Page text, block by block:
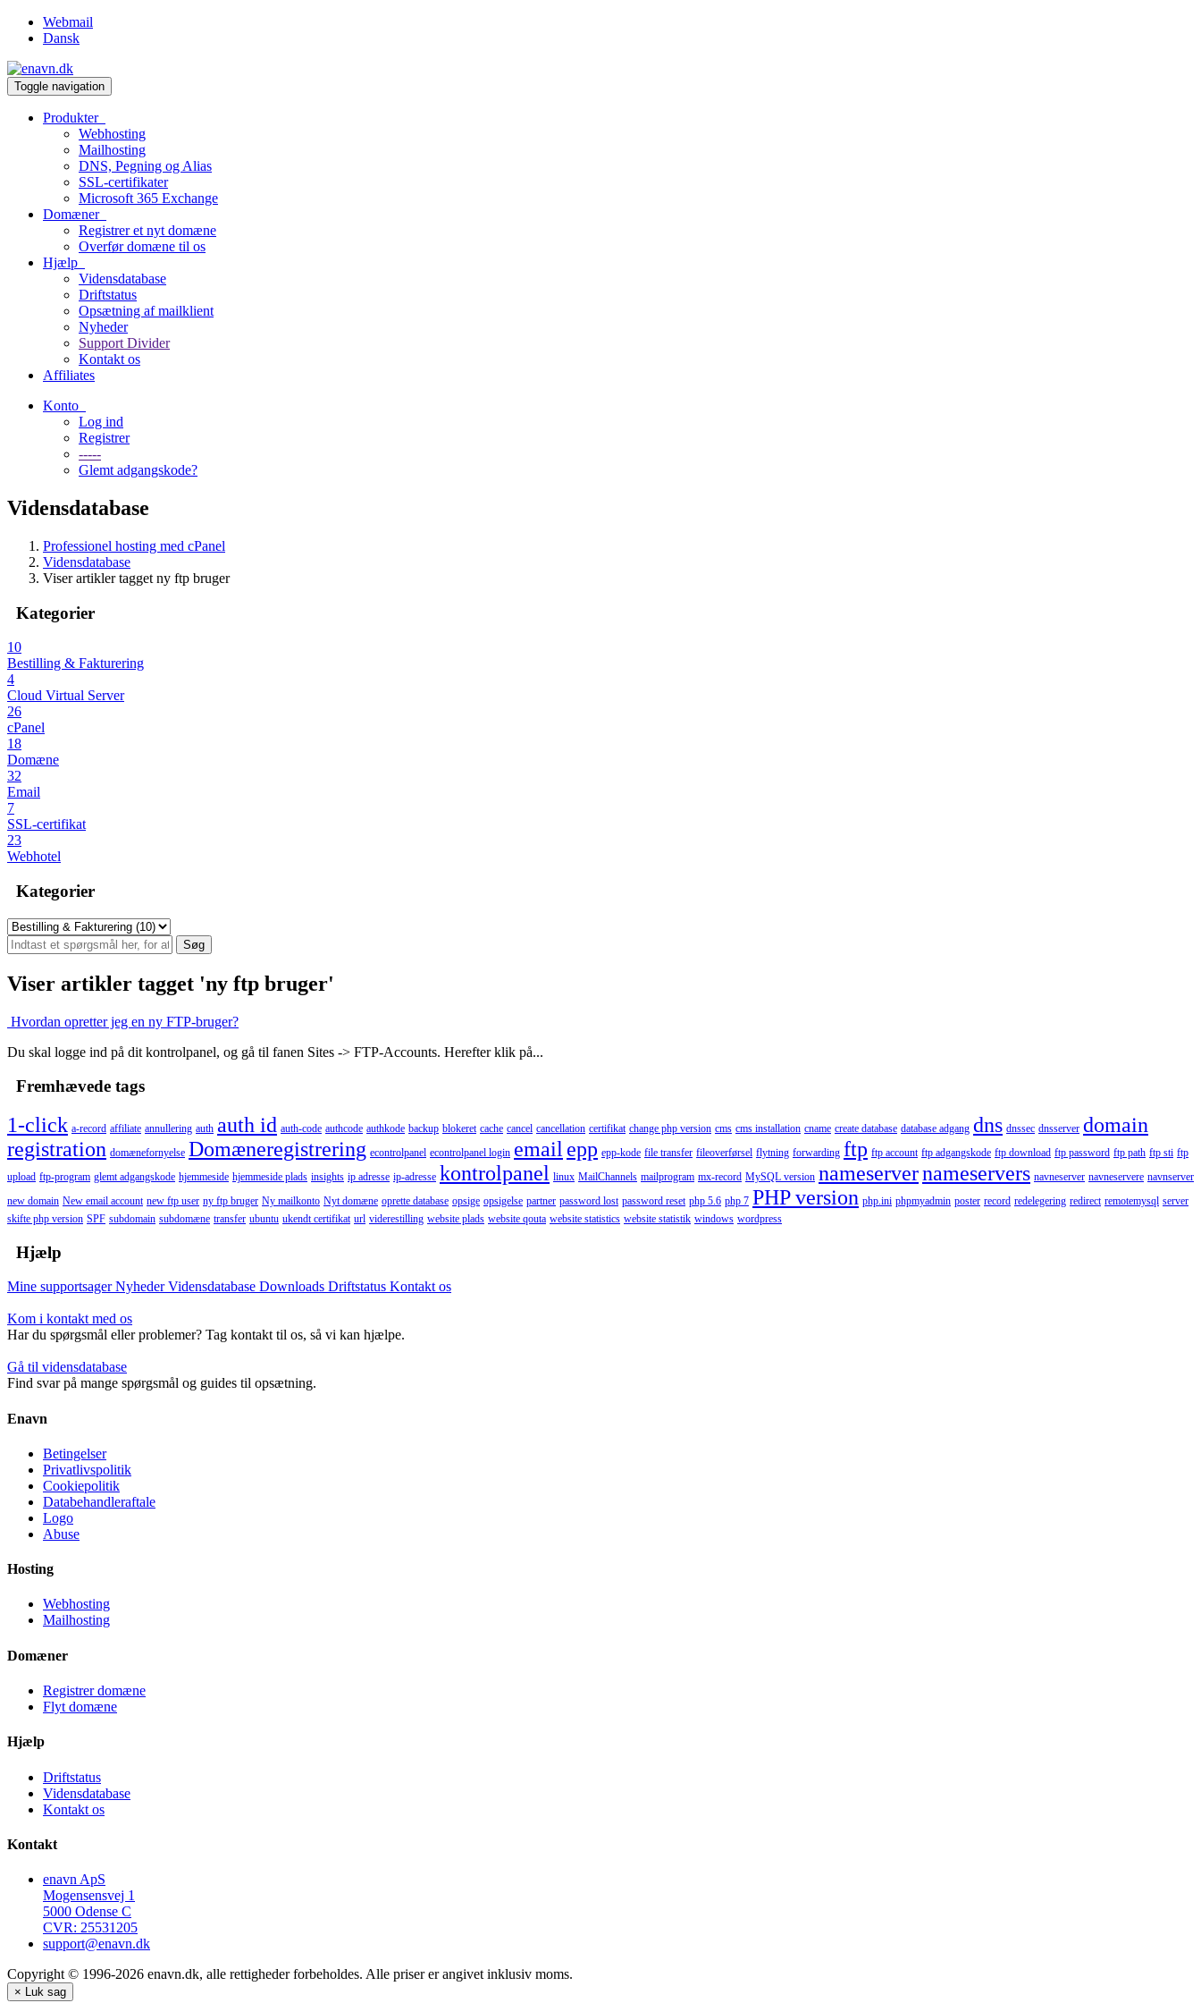
Webmail
Dansk
Toggle navigation
Produkter
Webhosting
Mailhosting
DNS, Pegning og Alias
SSL-certifikater
Microsoft 365 Exchange
Domæner
Registrer et nyt domæne
Overfør domæne til os
Hjælp
Vidensdatabase
Driftstatus
Opsætning af mailklient
Nyheder
Support Divider
Kontakt os
Affiliates
Konto
Log ind
Registrer
-----
Glemt adgangskode?
Vidensdatabase
Professionel hosting med cPanel
Vidensdatabase
Viser artikler tagget ny ftp bruger
Kategorier
10
Bestilling & Fakturering
4
Cloud Virtual Server
26
cPanel
18
Domæne
32
Email
7
SSL-certifikat
23
Webhotel
Kategorier
Viser artikler tagget 'ny ftp bruger'
Hvordan opretter jeg en ny FTP-bruger?
Du skal logge ind på dit kontrolpanel, og gå til fanen Sites -> FTP-Accounts. Herefter klik på...
Fremhævede tags
1-click a-record affiliate annullering auth auth id auth-code authcode authkode backup blokeret cache cancel cancellation certifikat change php version cms cms installation cname create database database adgang dns dnssec dnsserver domain
registration domænefornyelse Domæneregistrering econtrolpanel econtrolpanel login email epp epp-kode file transfer fileoverførsel flytning forwarding ftp ftp account ftp adgangskode ftp download ftp password ftp path ftp sti ftp
upload ftp-program glemt adgangskode hjemmeside hjemmeside plads insights ip adresse ip-adresse kontrolpanel linux MailChannels mailprogram mx-record MySQL version nameservernameservers navneserver navneservere navnserver
new domain New email account new ftp user ny ftp bruger Ny mailkonto Nyt domæne oprette database opsige opsigelse partner password lost password reset php 5.6 php 7 PHP version php.ini phpmyadmin poster record redelegering redirect remotemysql server
skifte php version SPF subdomain subdomæne transfer ubuntu ukendt certifikat url viderestilling website plads website qouta website statistics website statistik windows wordpress
Hjælp
Mine supportsagerNyhederVidensdatabase Downloads Driftstatus Kontakt os
Kom i kontakt med os
Har du spørgsmål eller problemer? Tag kontakt til os, så vi kan hjælpe.
Gå til vidensdatabase
Find svar på mange spørgsmål og guides til opsætning.
Enavn
Betingelser
Privatlivspolitik
Cookiepolitik
Databehandleraftale
Logo
Abuse
Hosting
Webhosting
Mailhosting
Domæner
Registrer domæne
Flyt domæne
Hjælp
Driftstatus
Vidensdatabase
Kontakt os
Kontakt
enavn ApS
Mogensensvej 1
5000 Odense C
CVR: 25531205
support@enavn.dk
Copyright © 1996-2026 enavn.dk, alle rettigheder forbeholdes. Alle priser er angivet inklusiv moms.
× Luk sag